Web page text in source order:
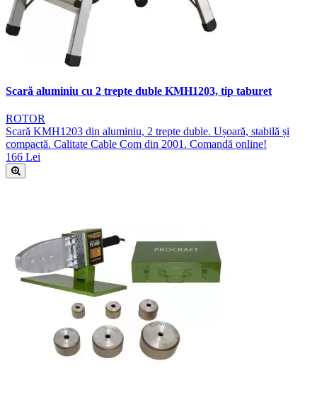
Scară aluminiu cu 2 trepte duble KMH1203, tip taburet
ROTOR
Scară KMH1203 din aluminiu, 2 trepte duble. Ușoară, stabilă și
compactă. Calitate Cable Com din 2001. Comandă online!
166 Lei